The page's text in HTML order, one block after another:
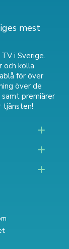
mest
i Sverige.
och kolla
för över
över de
samt premiärer
tjänsten!